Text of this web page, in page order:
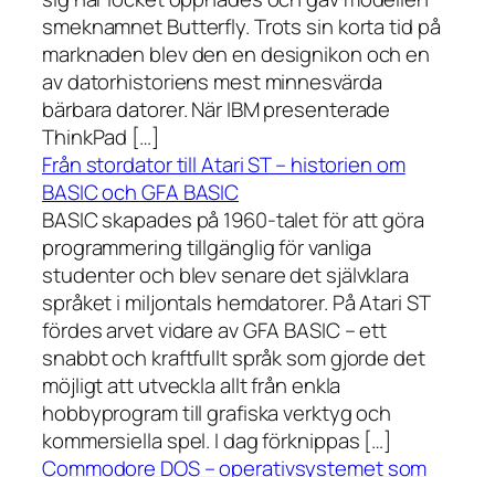
smeknamnet Butterfly. Trots sin korta tid på
marknaden blev den en designikon och en
av datorhistoriens mest minnesvärda
bärbara datorer. När IBM presenterade
ThinkPad […]
Från stordator till Atari ST – historien om
BASIC och GFA BASIC
BASIC skapades på 1960-talet för att göra
programmering tillgänglig för vanliga
studenter och blev senare det självklara
språket i miljontals hemdatorer. På Atari ST
fördes arvet vidare av GFA BASIC – ett
snabbt och kraftfullt språk som gjorde det
möjligt att utveckla allt från enkla
hobbyprogram till grafiska verktyg och
kommersiella spel. I dag förknippas […]
Commodore DOS – operativsystemet som